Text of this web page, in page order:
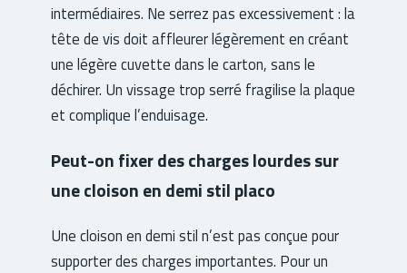
intermédiaires. Ne serrez pas excessivement : la
tête de vis doit affleurer légèrement en créant
une légère cuvette dans le carton, sans le
déchirer. Un vissage trop serré fragilise la plaque
et complique l’enduisage.
Peut-on fixer des charges lourdes sur
une cloison en demi stil placo
Une cloison en demi stil n’est pas conçue pour
supporter des charges importantes. Pour un